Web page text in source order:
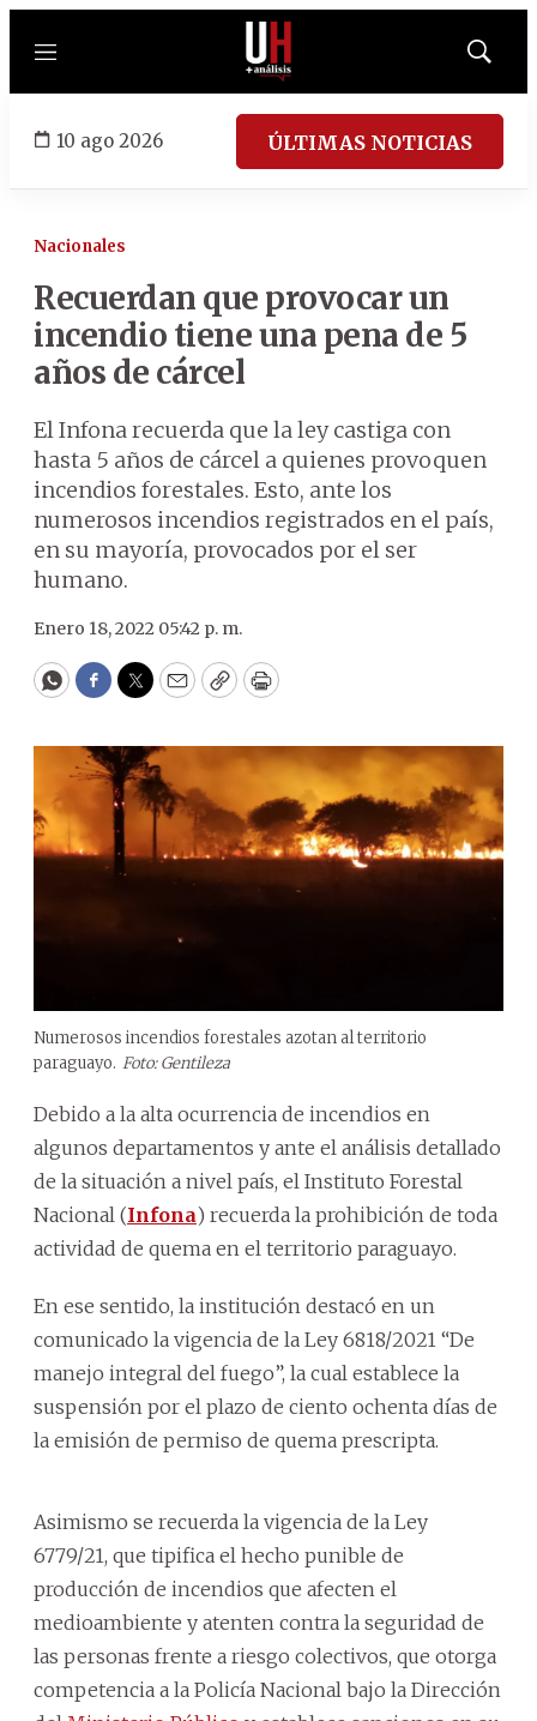
Menú
Mostrar
10 ago 2026 ÚLTIMAS NOTICIAS
Nacionales
Recuerdan que provocar un
incendio tiene una pena de 5
años de cárcel
El Infona recuerda que la ley castiga con
hasta 5 años de cárcel a quienes provoquen
incendios forestales. Esto, ante los
numerosos incendios registrados en el país,
en su mayoría, provocados por el ser
humano.
Enero 18, 2022 05:42 p. m.
WhatsApp
Facebook
Twitter
EmailCopyPrint
Numerosos incendios forestales azotan al territorio
paraguayo. Foto: Gentileza
Debido a la alta ocurrencia de incendios en
algunos departamentos y ante el análisis detallado
de la situación a nivel país, el Instituto Forestal
Nacional (Infona) recuerda la prohibición de toda
actividad de quema en el territorio paraguayo.
En ese sentido, la institución destacó en un
comunicado la vigencia de la Ley 6818/2021 “De
manejo integral del fuego”, la cual establece la
suspensión por el plazo de ciento ochenta días de
la emisión de permiso de quema prescripta.
Asimismo se recuerda la vigencia de la Ley
6779/21, que tipifica el hecho punible de
producción de incendios que afecten el
medioambiente y atenten contra la seguridad de
las personas frente a riesgo colectivos, que otorga
competencia a la Policía Nacional bajo la Dirección